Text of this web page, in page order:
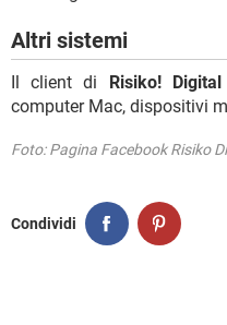
Altri sistemi
Il client di Risiko!
computer Mac, dispositivi
Foto: Pagina Facebook Risiko
Condividi